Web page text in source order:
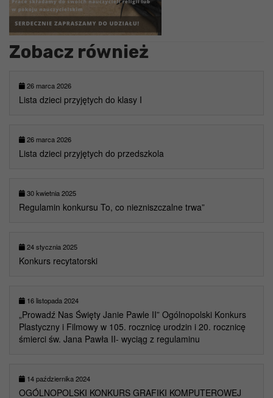
Zobacz również
26 marca 2026
Lista dzieci przyjętych do klasy I
26 marca 2026
Lista dzieci przyjętych do przedszkola
30 kwietnia 2025
Regulamin konkursu To, co niezniszczalne trwa”
24 stycznia 2025
Konkurs recytatorski
16 listopada 2024
„Prowadź Nas Święty Janie Pawle II” Ogólnopolski Konkurs
Plastyczny i Filmowy w 105. rocznicę urodzin i 20. rocznicę
śmierci św. Jana Pawła II- wyciąg z regulaminu
14 października 2024
OGÓLNOPOLSKI KONKURS GRAFIKI KOMPUTEROWEJ